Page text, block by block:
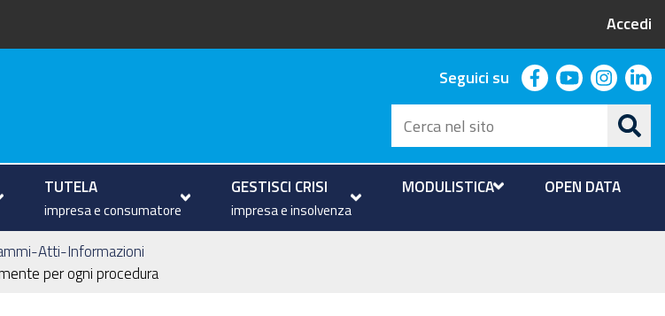
Accedi
Seguici su facebookyoutube
Cerca
nel
sito
TUTELA
impresa e consumatore
GESTISCI CRISI
impresa e insolvenza
MODULISTICA OPEN DATA
Atti-Informazioni
per ogni procedura